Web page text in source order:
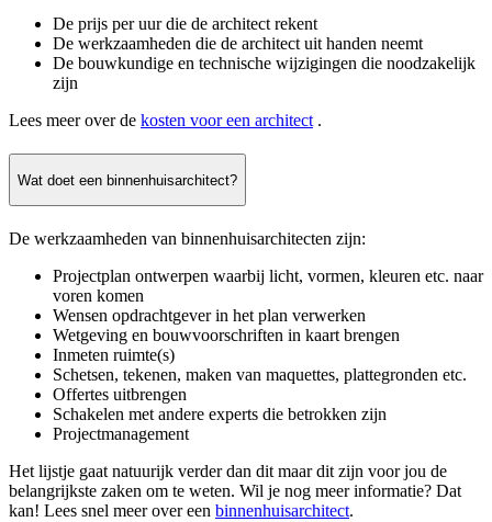
De prijs per uur die de architect rekent
De werkzaamheden die de architect uit handen neemt
De bouwkundige en technische wijzigingen die noodzakelijk
zijn
Lees meer over de kosten voor een architect .
Wat doet een binnenhuisarchitect?
De werkzaamheden van binnenhuisarchitecten zijn:
Projectplan ontwerpen waarbij licht, vormen, kleuren etc. naar
voren komen
Wensen opdrachtgever in het plan verwerken
Wetgeving en bouwvoorschriften in kaart brengen
Inmeten ruimte(s)
Schetsen, tekenen, maken van maquettes, plattegronden etc.
Offertes uitbrengen
Schakelen met andere experts die betrokken zijn
Projectmanagement
Het lijstje gaat natuurijk verder dan dit maar dit zijn voor jou de
belangrijkste zaken om te weten. Wil je nog meer informatie? Dat
kan! Lees snel meer over een binnenhuisarchitect.